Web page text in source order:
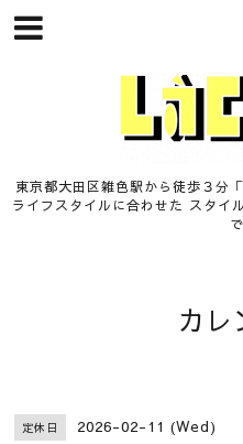
東京都大田区雑色駅から徒歩３分
ライフスタイルに合わせた スタイ
カレ
定休日 2026-02-11 (Wed)